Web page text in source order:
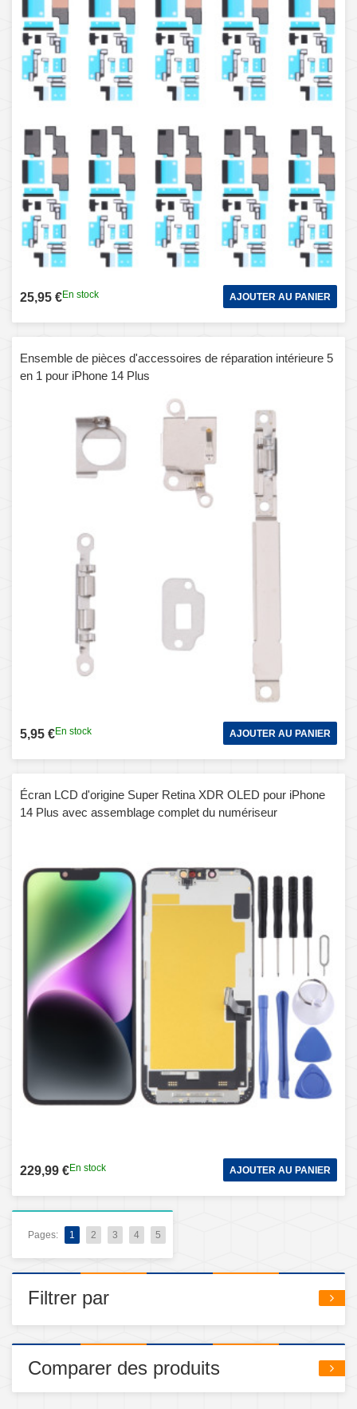
25,95 €En stock AJOUTER AU PANIER
Ensemble de pièces d'accessoires de réparation intérieure 5
en 1 pour iPhone 14 Plus
5,95 €En stock AJOUTER AU PANIER
Écran LCD d'origine Super Retina XDR OLED pour iPhone
14 Plus avec assemblage complet du numériseur
229,99 €En stock AJOUTER AU PANIER
Pages: 1 2 3 4 5
Filtrer par
Comparer des produits